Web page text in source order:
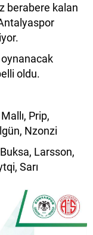
berabere kalan
oldu.
Prip,
Nzonzi
Larsson,
Sarı